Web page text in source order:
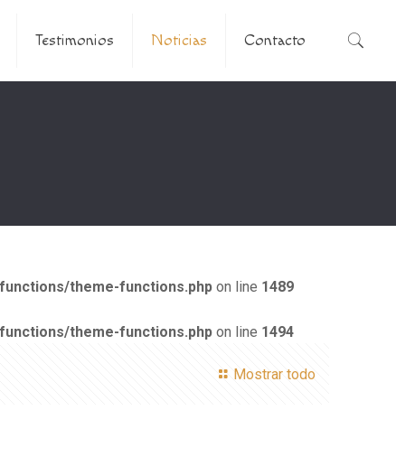
Testimonios Noticias Contacto
theme-functions.php on line 1489
theme-functions.php on line 1494
Mostrar todo